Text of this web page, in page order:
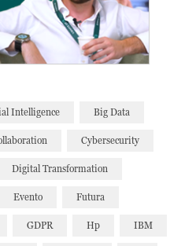
Intelligence Big Data
Cybersecurity
Digital Transformation
Evento Futura
GDPR Hp IBM